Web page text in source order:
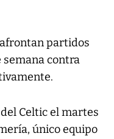
partidos
semana contra
Celtic el martes
único equipo